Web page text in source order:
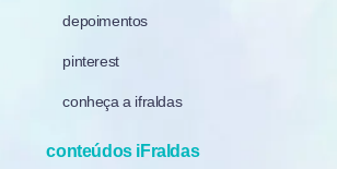
depoimentos
pinterest
conheça a ifraldas
conteúdos iFraldas